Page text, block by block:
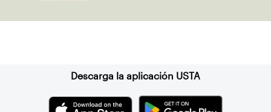
Descarga la aplicación USTA